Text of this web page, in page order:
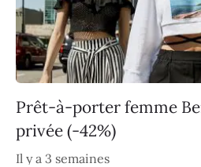
Prêt-à-porter femme
privée (-42%)
Il y a 3 semaines